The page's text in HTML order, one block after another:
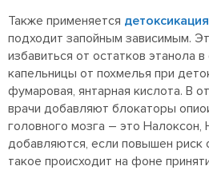
Также применяется детоксикация
подходит запойным зависимым.
избавиться от остатков этанола
капельницы от похмелья при
фумаровая, янтарная кислота. В
врачи добавляют блокаторы
головного мозга – это
добавляются, если повышен риск
такое происходит на фоне